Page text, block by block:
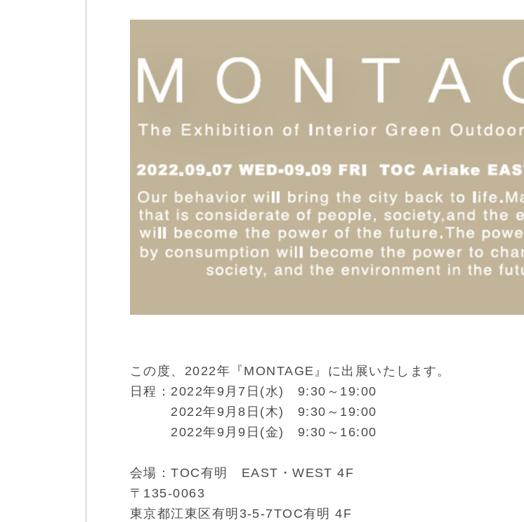
この度、2022年『MONTAGE』に出展いたします。
日程：2022年9月7日(水) 9:30～19:00
2022年9月8日(木) 9:30～19:00
2022年9月9日(金) 9:30～16:00
会場：TOC有明 EAST・WEST 4F
〒135-0063
東京都江東区有明3-5-7TOC有明 4F